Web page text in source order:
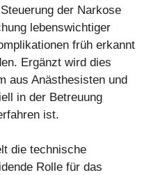
der Narkose
lebenswichtiger
früh erkannt
Ergänzt wird dies
aus Anästhesisten und
in der Betreuung
ist.
die technische
Rolle für das